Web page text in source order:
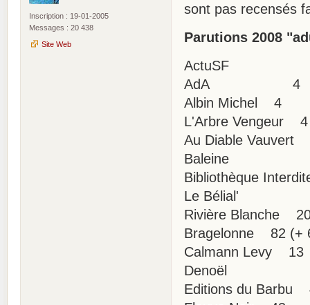
Inscription : 19-01-2005
Messages : 20 438
Site Web
sont pas recensés
Parutions 2008
ActuSF
AdA 4
Albin Michel 4
L'Arbre Vengeur 4
Au Diable Vauvert
Baleine
Bibliothèque
Le Bélial'
Rivière Blanche
Bragelonne 82 (+
Calmann Levy 13
Denoël
Editions du Barbu